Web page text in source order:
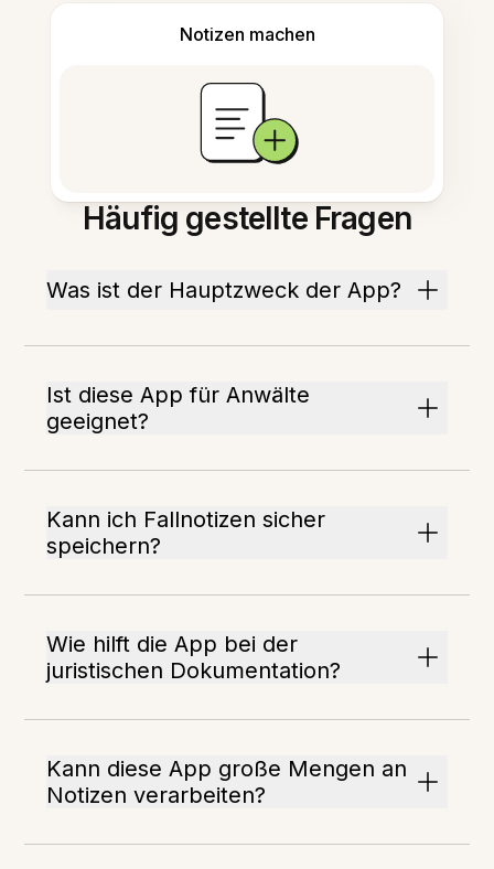
Notizen machen
Häufig gestellte Fragen
Was ist der Hauptzweck der App?
Ist diese App für Anwälte
geeignet?
Kann ich Fallnotizen sicher
speichern?
Wie hilft die App bei der
juristischen Dokumentation?
Kann diese App große Mengen an
Notizen verarbeiten?